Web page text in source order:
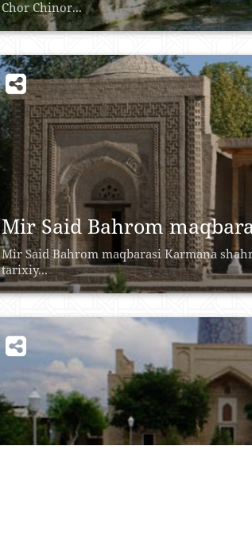
Chor Chinor...
​​Mir Said Bahrom
Mir Said Bahrom maqbarasi Karmana
tarixiy...